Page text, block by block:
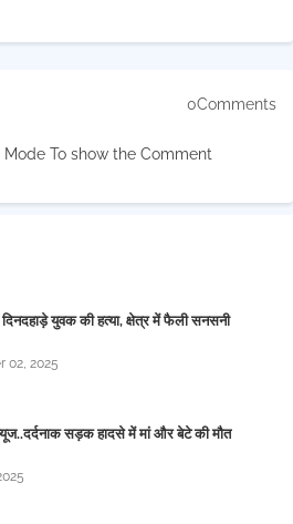
0Comments
To show the Comment
दिनदहाड़े युवक की हत्या, क्षेत्र में फैली सनसनी
02, 2025
सड़क हादसे में मां और बेटे की मौत